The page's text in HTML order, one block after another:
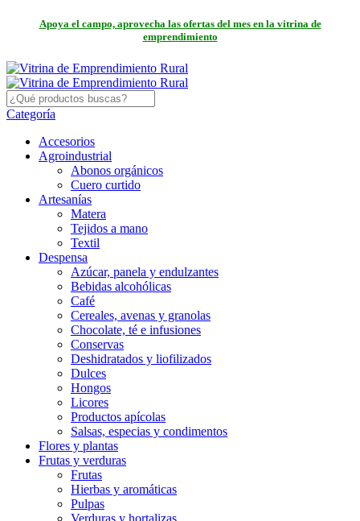
Apoya el campo, aprovecha las ofertas del mes en la vitrina de
emprendimiento
Categoría
Accesorios
Agroindustrial
Abonos orgánicos
Cuero curtido
Artesanías
Matera
Tejidos a mano
Textil
Despensa
Azúcar, panela y endulzantes
Bebidas alcohólicas
Café
Cereales, avenas y granolas
Chocolate, té e infusiones
Conservas
Deshidratados y liofilizados
Dulces
Hongos
Licores
Productos apícolas
Salsas, especias y condimentos
Flores y plantas
Frutas y verduras
Frutas
Hierbas y aromáticas
Pulpas